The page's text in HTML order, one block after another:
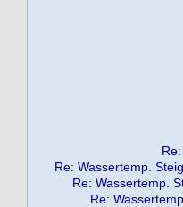
Re: Wassertemp.
Re: Wassertemp.
Re: